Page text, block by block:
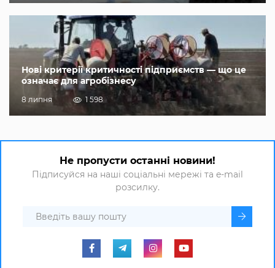
Нові критерії критичності підприємств — що це
означає для агробізнесу
8 липня 1 598
Не пропусти останні новини!
Підписуйся на наші соціальні мережі та e-mail
розсилку.